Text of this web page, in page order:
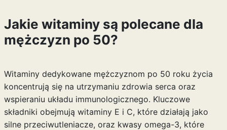
Jakie witaminy są polecane dla
mężczyzn po 50?
Witaminy dedykowane mężczyznom po 50 roku życia
koncentrują się na utrzymaniu zdrowia serca oraz
wspieraniu układu immunologicznego. Kluczowe
składniki obejmują witaminy E i C, które działają jako
silne przeciwutleniacze, oraz kwasy omega-3, które